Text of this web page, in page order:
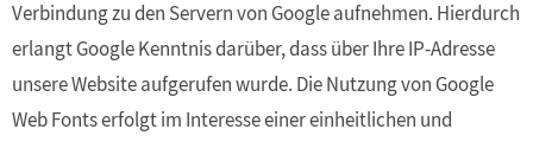
Verbindung zu den Servern von Google aufnehmen. Hierdurch
erlangt Google Kenntnis darüber, dass über Ihre IP-Adresse
unsere Website aufgerufen wurde. Die Nutzung von Google
Web Fonts erfolgt im Interesse einer einheitlichen und